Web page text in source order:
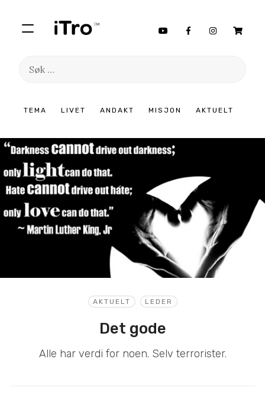
TEMA LIVET ANDAKT MISJON AKTUELT
Søk
innhold
AKTUELT LEDER
Det gode
Alle har verdi for noen. Selv terrorister.